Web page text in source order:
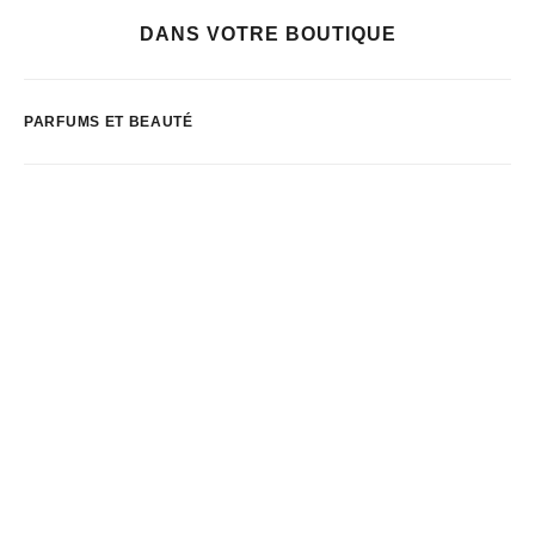
DANS VOTRE BOUTIQUE
PARFUMS ET BEAUTÉ